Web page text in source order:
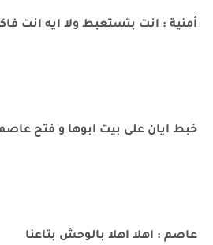
أمنية : انت بتستعبط ولا ايه انت
خبط ايان على بيت ابوها و فتح عاصم
عاصم : اهلا اهلا بالوحش بتاعنا